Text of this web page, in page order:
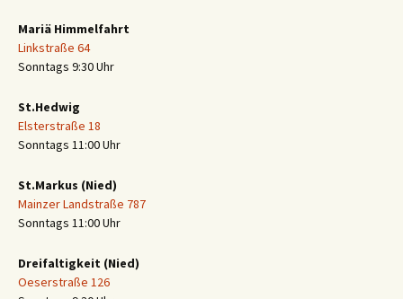
Mariä Himmelfahrt
Linkstraße 64
Sonntags 9:30 Uhr
St.Hedwig
Elsterstraße 18
Sonntags 11:00 Uhr
St.Markus (Nied)
Mainzer Landstraße 787
Sonntags 11:00 Uhr
Dreifaltigkeit (Nied)
Oeserstraße 126